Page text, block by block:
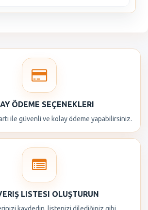
ÖDEME SEÇENEKLERI
ile güvenli ve kolay ödeme yapabilirsiniz.
LISTESI OLUŞTURUN